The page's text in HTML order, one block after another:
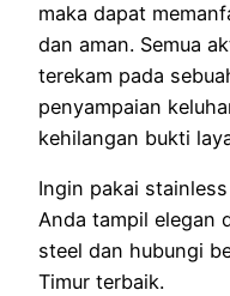
maka dapat
dan aman. Semua
terekam pada
penyampaian
kehilangan bukti
Ingin pakai
Anda tampil elegan
steel dan hubungi
Timur terbaik.